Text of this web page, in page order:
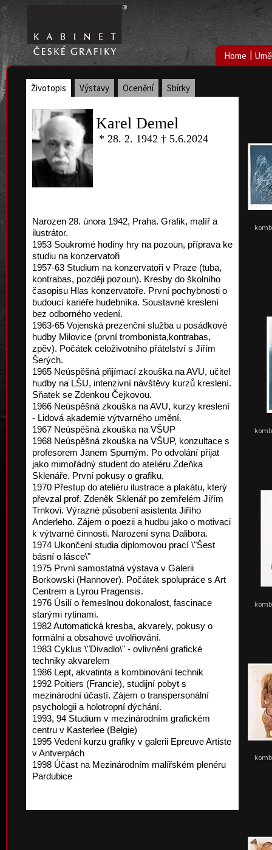
Home |
Životopis Výstavy Ocenění Sbírky
Karel Demel
* 28. 2. 1942 † 5.6.2024
Narozen 28. února 1942, Praha. Grafik, malíř a
ilustrátor.
1953 Soukromé hodiny hry na pozoun, příprava ke
studiu na konzervatoři
1957-63 Studium na konzervatoři v Praze (tuba,
kontrabas, později pozoun). Kresby do školního
časopisu Hlas konzervatoře. První pochybnosti o
budoucí kariéře hudebníka. Soustavné kreslení
bez odborného vedení.
1963-65 Vojenská prezenční služba u posádkové
hudby Milovice (první trombonista,kontrabas,
zpěv). Počátek celoživotního přátelství s Jiřím
Šerých.
1965 Neúspěšná přijímací zkouška na AVU, učitel
hudby na LŠU, intenzivní návštěvy kurzů kreslení.
Sňatek se Zdenkou Čejkovou.
1966 Neúspěšná zkouška na AVU, kurzy kreslení
- Lidová akademie výtvarného umění.
1967 Neúspěšná zkouška na VŠUP
1968 Neúspěšná zkouška na VŠUP, konzultace s
profesorem Janem Spurným. Po odvolání přijat
jako mimořádný student do ateliéru Zdeňka
Sklenáře. První pokusy o grafiku.
1970 Přestup do ateliéru ilustrace a plakátu, který
převzal prof. Zdeněk Sklenář po zemřelém Jiřím
Trnkovi. Výrazné působení asistenta Jiřího
Anderleho. Zájem o poezii a hudbu jako o motivaci
k výtvarné činnosti. Narození syna Dalibora.
1974 Ukončení studia diplomovou prací \"Šest
básní o lásce\"
1975 První samostatná výstava v Galerii
Borkowski (Hannover). Počátek spolupráce s Art
Centrem a Lyrou Pragensis.
1976 Úsilí o řemeslnou dokonalost, fascinace
starými rytinami.
1982 Automatická kresba, akvarely, pokusy o
formální a obsahové uvolňování.
1983 Cyklus \"Divadlo\" - ovlivnění grafické
techniky akvarelem
1986 Lept, akvatinta a kombinování technik
1992 Poitiers (Francie), studijní pobyt s
mezinárodní účastí. Zájem o transpersonální
psychologii a holotropní dýchání.
1993, 94 Studium v mezinárodním grafickém
centru v Kasterlee (Belgie)
1995 Vedení kurzu grafiky v galerii Epreuve Artiste
v Antverpách
1998 Účast na Mezinárodním malířském plenéru
Pardubice